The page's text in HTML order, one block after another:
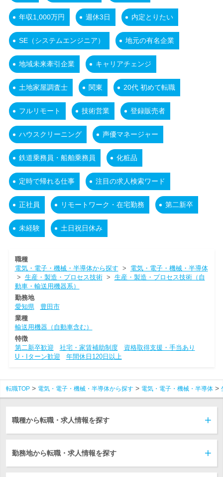
年収1,000万円 週休3日 内定とりたい
SE（システムエンジニア） 地元の有名企業
地域未来牽引企業 キャリアチェンジ
土地家屋調査士 関東 20代 初めて転職
フルリモート 技術営業 登録販売者
ハウスクリーニング 声優マネージャー
鉄道乗務員・船舶乗務員 化粧品
定時で帰れる仕事 注目の求人検索ワード
正社員 リモートワーク・在宅勤務 第二新卒
未経験 土日祝日休み
職種
電気・電子・機械・半導体から探す > 電気・電子・機械・半導体
> 生産・製造・プロセス技術> 生産・製造・プロセス技術（自
動車・輸送用機器系）
勤務地
愛知県
豊田市
業種
輸送用機器（自動車含む）
特徴
第二新卒歓迎
社宅・家賃補助制度
資格取得支援・手当あり
U・Iターン歓迎
年間休日120日以上
転職TOP 電気・電子・機械・半導体から探す 電気・電子・機械・半導体
職種から転職・求人情報を探す
勤務地から転職・求人情報を探す